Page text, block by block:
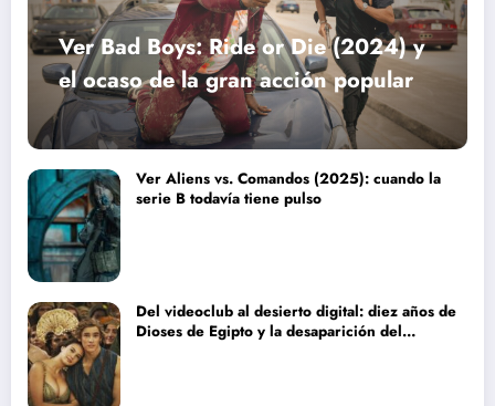
Ver Bad Boys: Ride or Die (2024) y
el ocaso de la gran acción popular
Ver Aliens vs. Comandos (2025): cuando la
serie B todavía tiene pulso
Del videoclub al desierto digital: diez años de
Dioses de Egipto y la desaparición del